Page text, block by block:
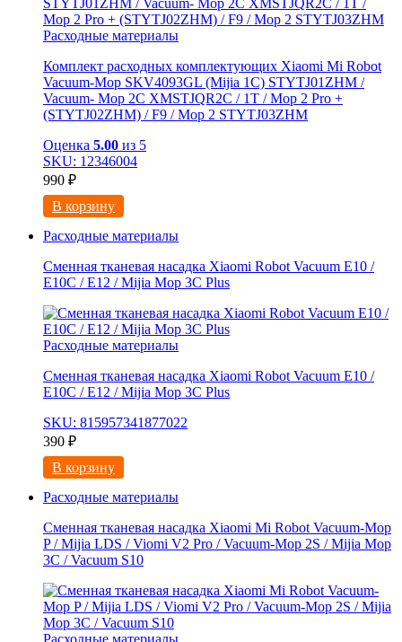
Расходные материалы
Комплект расходных комплектующих Xiaomi Mi Robot
Vacuum-Mop SKV4093GL (Mijia 1C) STYTJ01ZHM /
Vacuum- Mop 2C XMSTJQR2C / 1T / Mop 2 Pro +
(STYTJ02ZHM) / F9 / Mop 2 STYTJ03ZHM
Оценка 5.00 из 5
SKU: 12346004
990 ₽
В корзину
Расходные материалы
Сменная тканевая насадка Xiaomi Robot Vacuum E10 /
E10C / E12 / Mijia Mop 3С Рlus
Расходные материалы
Сменная тканевая насадка Xiaomi Robot Vacuum E10 /
E10C / E12 / Mijia Mop 3С Рlus
SKU: 815957341877022
390 ₽
В корзину
Расходные материалы
Сменная тканевая насадка Xiaomi Mi Robot Vacuum-Mop
P / Mijia LDS / Viomi V2 Pro / Vacuum-Mop 2S / Mijia Mop
3C / Vacuum S10
Расходные материалы